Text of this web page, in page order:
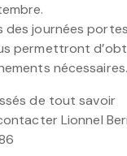
des journées portes
permettront
nécessaires.
de tout savoir
Lionnel